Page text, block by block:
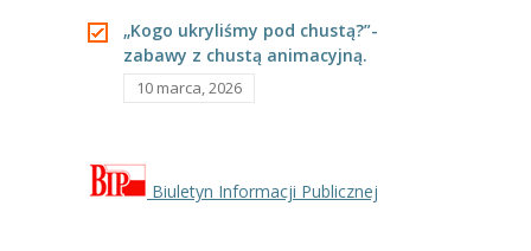
„Kogo ukryliśmy pod chustą?”-
zabawy z chustą animacyjną.
10 marca, 2026
Biuletyn Informacji Publicznej